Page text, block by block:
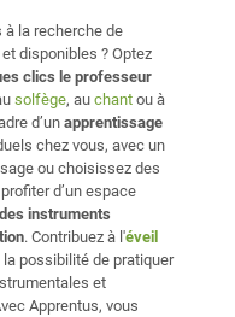
à la recherche de
disponibles ? Optez
clics le professeur
solfège, au chant ou à
d’un apprentissage
chez vous, avec un
ou choisissez des
d’un espace
instruments
. Contribuez à l'éveil
possibilité de pratiquer
et
Apprentus, vous